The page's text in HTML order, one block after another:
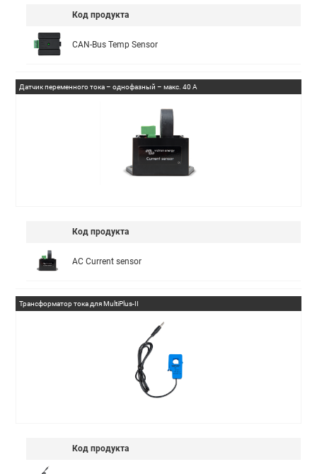
Код продукта
CAN-Bus Temp Sensor
Датчик переменного тока – однофазный – макс. 40 А
Код продукта
AC Current sensor
Трансформатор тока для MultiPlus-II
Код продукта